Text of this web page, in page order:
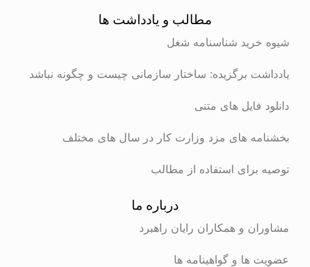
مطالب و یادداشت ها
شناسنامه شغل
برگزیده: ساختار سازمانی چیست و چگونه نباشد
فایل های متنی
های مزد وزارت کار در سال های مختلف
استفاده از مطالب
و همکاران رایان راهبرد
و گواهینامه ها